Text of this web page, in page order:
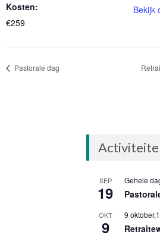
Kosten:
€259
Bekijk
Pastorale dag
SEP
19
Gehele
OKT
9
9